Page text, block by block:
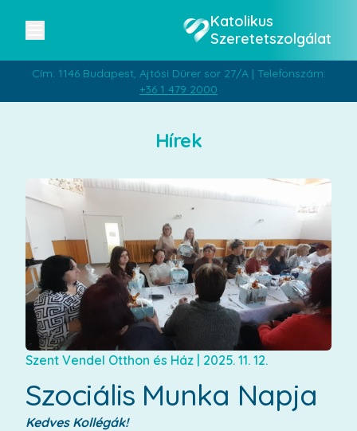
Katolikus
Szeretetszolgálat
Cím: 1146 Budapest, Ajtósi Dürer sor 27/A | Telefonszám:
+36 1 479 2000
Hírek
Szent Vendel Otthon és Ház | 2025. 11. 12.
Szociális Munka Napja
Kedves Kollégák!